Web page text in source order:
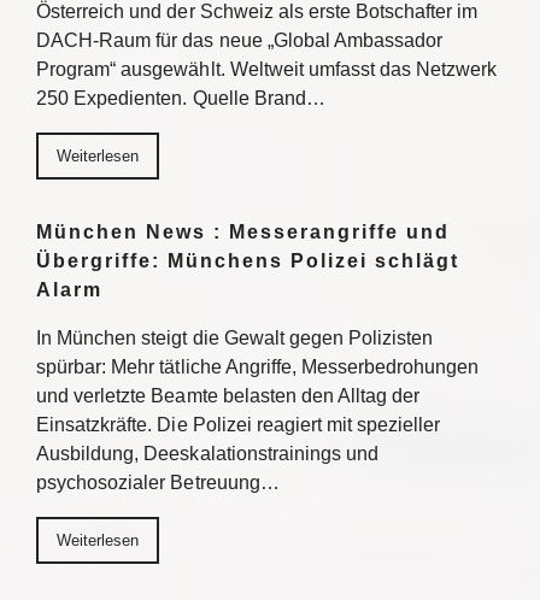
Österreich und der Schweiz als erste Botschafter im
DACH-Raum für das neue „Global Ambassador
Program“ ausgewählt. Weltweit umfasst das Netzwerk
250 Expedienten. Quelle Brand…
Weiterlesen
München News : Messerangriffe und
Übergriffe: Münchens Polizei schlägt
Alarm
In München steigt die Gewalt gegen Polizisten
spürbar: Mehr tätliche Angriffe, Messerbedrohungen
und verletzte Beamte belasten den Alltag der
Einsatzkräfte. Die Polizei reagiert mit spezieller
Ausbildung, Deeskalationstrainings und
psychosozialer Betreuung…
Weiterlesen